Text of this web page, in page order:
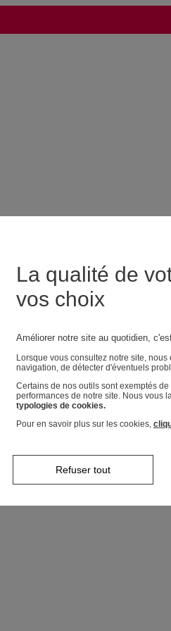
La qualité de
vos choix
Améliorer notre site au quotidien,
Lorsque vous consultez notre site, nous
navigation, de détecter d'éventuels
Certains de nos outils sont exemptés
performances de notre site. Nous vous
typologies de cookies.
Pour en savoir plus sur les cookies,
Refuser tout